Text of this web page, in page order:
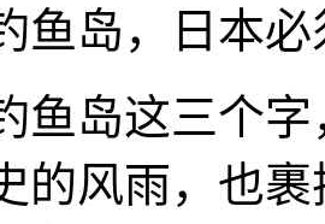
鱼岛，日本
鱼岛这三个
的风雨，也